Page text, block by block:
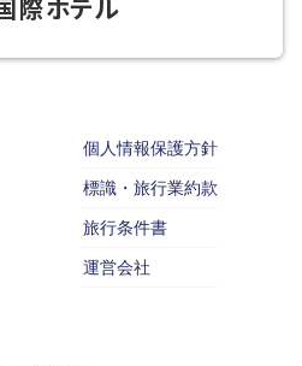
個人情報保護方針
標識・旅行業約款
旅行条件書
運営会社